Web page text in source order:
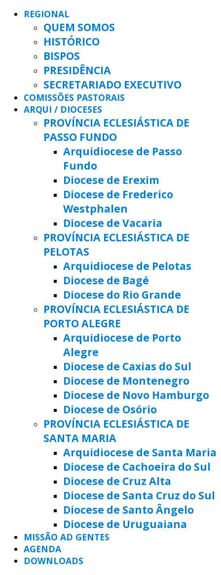
REGIONAL
QUEM SOMOS
HISTÓRICO
BISPOS
PRESIDÊNCIA
SECRETARIADO EXECUTIVO
COMISSÕES PASTORAIS
ARQUI / DIOCESES
PROVÍNCIA ECLESIÁSTICA DE
PASSO FUNDO
Arquidiocese de Passo
Fundo
Diocese de Erexim
Diocese de Frederico
Westphalen
Diocese de Vacaria
PROVÍNCIA ECLESIÁSTICA DE
PELOTAS
Arquidiocese de Pelotas
Diocese de Bagé
Diocese do Rio Grande
PROVÍNCIA ECLESIÁSTICA DE
PORTO ALEGRE
Arquidiocese de Porto
Alegre
Diocese de Caxias do Sul
Diocese de Montenegro
Diocese de Novo Hamburgo
Diocese de Osório
PROVÍNCIA ECLESIÁSTICA DE
SANTA MARIA
Arquidiocese de Santa Maria
Diocese de Cachoeira do Sul
Diocese de Cruz Alta
Diocese de Santa Cruz do Sul
Diocese de Santo Ângelo
Diocese de Uruguaiana
MISSÃO AD GENTES
AGENDA
DOWNLOADS